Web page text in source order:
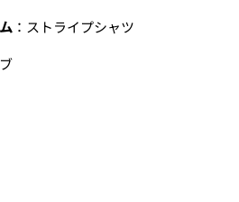
：ストライプシャツ